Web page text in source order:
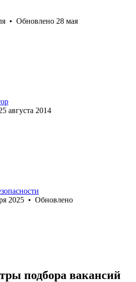
• Обновлено 28 мая
августа 2014
2025 • Обновлено
подбора вакансий